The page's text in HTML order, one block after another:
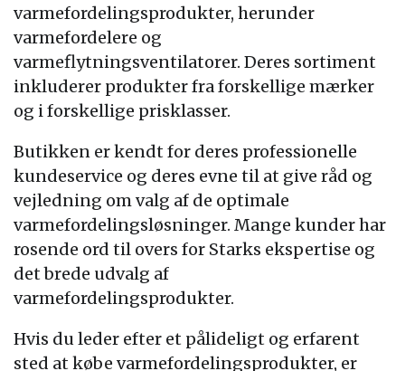
varmefordelingsprodukter, herunder
varmefordelere og
varmeflytningsventilatorer. Deres sortiment
inkluderer produkter fra forskellige mærker
og i forskellige prisklasser.
Butikken er kendt for deres professionelle
kundeservice og deres evne til at give råd og
vejledning om valg af de optimale
varmefordelingsløsninger. Mange kunder har
rosende ord til overs for Starks ekspertise og
det brede udvalg af
varmefordelingsprodukter.
Hvis du leder efter et pålideligt og erfarent
sted at købe varmefordelingsprodukter, er